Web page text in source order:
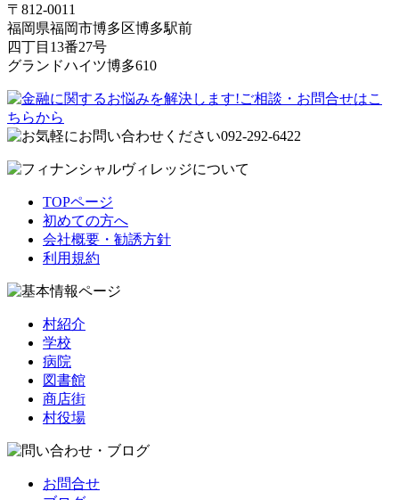
〒812-0011
福岡県福岡市博多区博多駅前
四丁目13番27号
グランドハイツ博多610
TOPページ
初めての方へ
会社概要・勧誘方針
利用規約
村紹介
学校
病院
図書館
商店街
村役場
お問合せ